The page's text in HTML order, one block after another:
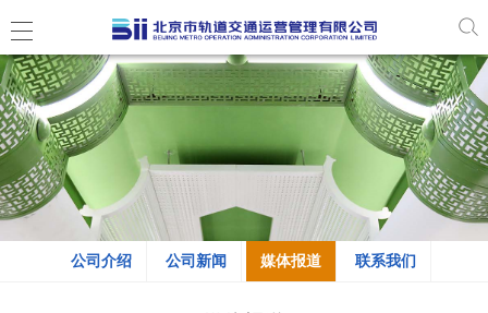
公司介绍 公司新闻 媒体报道 联系我们